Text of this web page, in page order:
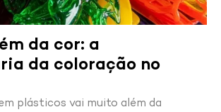
da cor: a
da coloração no
plásticos vai muito além da